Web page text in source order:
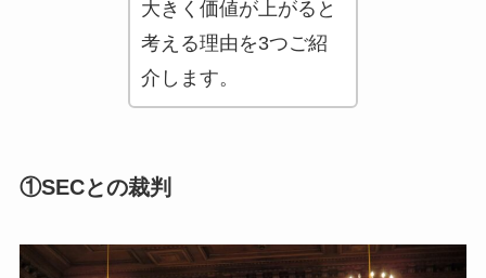
大きく価値が上がると
考える理由を3つご紹
介します。
①SECとの裁判